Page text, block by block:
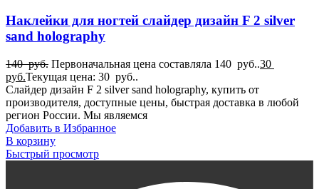
Наклейки для ногтей слайдер дизайн F 2 silver
sand holography
140руб. Первоначальная цена составляла 140 руб..30
руб.Текущая цена: 30 руб..
Слайдер дизайн F 2 silver sand holography, купить от
производителя, доступные цены, быстрая доставка в любой
регион России. Мы являемся
Добавить в Избранное
В корзину
Быстрый просмотр